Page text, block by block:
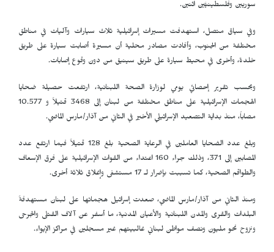
سوريين وفلسطينيَّين اثنين.
وفي سياق متصل، استهدفت مسيرات إسرائيلية ثلاث سيارات وآليات في مناطق
مختلفة من الجنوب، وأفادت مصادر محلية أن مسيرة أصابت سيارة على طريق
خلدة، وأخرى في محيط سيارة على طريق سينيق من دون وقوع إصابات.
وبحسب تقرير إحصائي يومي لوزارة الصحة اللبنانية، ارتفعت حصيلة ضحايا
الهجمات الإسرائيلية على مناطق مختلفة من لبنان إلى 3468 قتيلاً و 10.577
مصاباً، منذ بداية التصعيد الإسرائيلي الأخير في الثاني من آذار/مارس الماضي.
وبلغ عدد الضحايا العاملين في الرعاية الصحية بلغ 128 قتيلاً فيما ارتفع عدد
المصابين إلى 371، وذلك جراء 160 اعتداء من القوات الإسرائيلية على فرق الإسعاف
والطواقم الصحية، كما تسببت بإضرار لـ 17 مستشفى وإغلاق ثلاثة أخرى.
ومنذ الثاني من آذار/مارس الماضي، صعدت إسرائيل هجماتها على لبنان مستهدفةً
البلدات والقرى والمدن اللبنانية والأعيان المدنية، ما أسفر عن آلاف القتلى والجرحى
ونزوح نحو مليون ونصف مواطن لبناني غالبيتهم غير مسجلين في مراكز الإيواء.